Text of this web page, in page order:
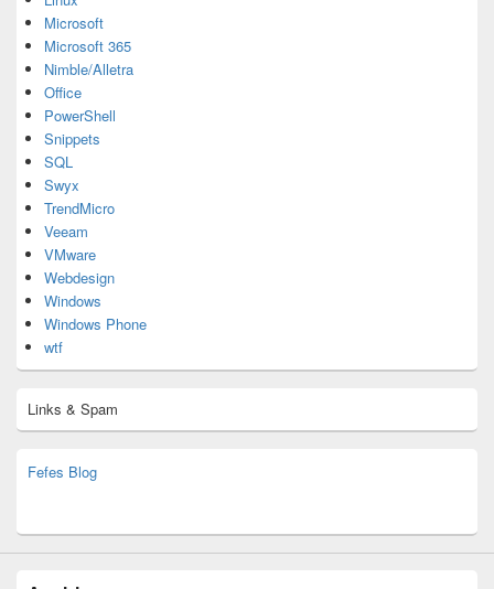
Microsoft
Microsoft 365
Nimble/Alletra
Office
PowerShell
Snippets
SQL
Swyx
TrendMicro
Veeam
VMware
Webdesign
Windows
Windows Phone
wtf
Links & Spam
Fefes Blog